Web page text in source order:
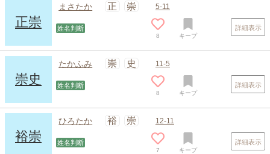
正崇
まさたか 正 崇 5-11
姓名判断
8 キープ
詳細表示
崇史
たかふみ 崇 史 11-5
姓名判断
8 キープ
詳細表示
裕崇
ひろたか 裕 崇 12-11
姓名判断
7 キープ
詳細表示